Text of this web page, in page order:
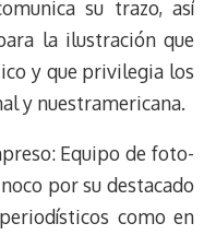
su trazo, así
la ilustración que
y que privilegia los
y nuestramericana.
Equipo de foto-
por su destacado
como en